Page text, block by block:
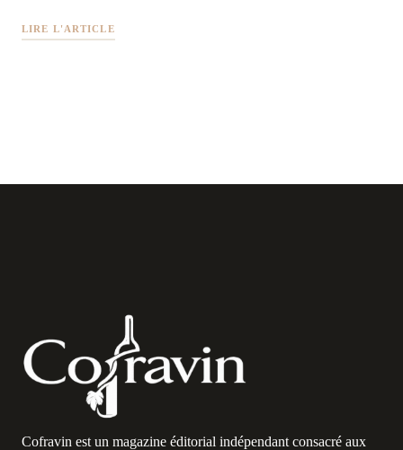
LIRE L'ARTICLE
Cofravin est un magazine éditorial indépendant consacré aux